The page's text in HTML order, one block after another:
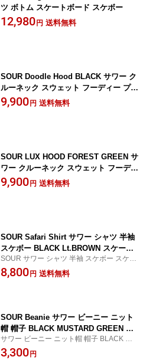
ツ ボトム スケートボード スケボー
12,980 円 送料無料
SOUR Doodle Hood BLACK サワー ク
ルーネック スウェット フーディー プル
オーバー スケボー SK8 ストリート フー
ド
9,900 円 送料無料
SOUR LUX HOOD FOREST GREEN サ
ワー クルーネック スウェット フーディ
ー プルオーバー スケボー SK8 ストリー
ト フード
9,900 円 送料無料
SOUR Safari Shirt サワー シャツ 半袖
スケボー BLACK Lt.BROWN スケート
ボード メンズ ストリート
SOUR サワー シャツ 半袖 スケボー スケー
トボード メンズ ストリート
8,800 円 送料無料
SOUR Beanie サワー ビーニー ニット
帽 帽子 BLACK MUSTARD GREEN ス
トリート
サワー ビーニー ニット帽 帽子 BLACK MU
STARD GREEN ストリート
3,300 円